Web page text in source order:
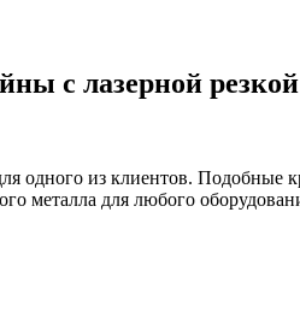
с лазерной
одного из клиентов.
металла для любого